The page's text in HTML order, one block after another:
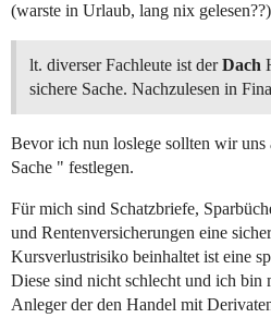
(warste in Urlaub, lang nix gelesen??)
lt. diverser Fachleute ist derDach
sichere Sache. Nachzulesen in
Bevor ich nun loslege sollten wir
Sache " festlegen.
Für mich sind Schatzbriefe,
und Rentenversicherungen eine
Kursverlustrisiko beinhaltet ist eine
Diese sind nicht schlecht und ich bin
Anleger der den Handel mit